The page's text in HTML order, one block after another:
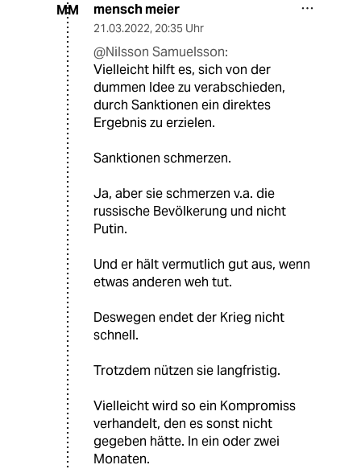
MM mensch meier
21.03.2022, 20:35 Uhr
@Nilsson Samuelsson:
Vielleicht hilft es, sich von der
dummen Idee zu verabschieden,
durch Sanktionen ein direktes
Ergebnis zu erzielen.
Sanktionen schmerzen.
Ja, aber sie schmerzen v.a. die
russische Bevölkerung und nicht
Putin.
Und er hält vermutlich gut aus, wenn
etwas anderen weh tut.
Deswegen endet der Krieg nicht
schnell.
Trotzdem nützen sie langfristig.
Vielleicht wird so ein Kompromiss
verhandelt, den es sonst nicht
gegeben hätte. In ein oder zwei
Monaten.